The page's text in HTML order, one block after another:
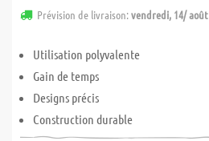
Prévision de livraison:vendredi, 14/ août
Utilisation polyvalente
Gain de temps
Designs précis
Construction durable